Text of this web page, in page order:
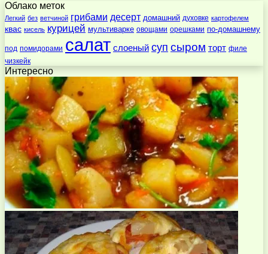
Облако меток
Легкий без ветчиной грибами десерт домашний духовке картофелем
квас кисель курицей мультиварке овощами орешками по-домашнему
под помидорами салат слоеный суп сыром торт филе
чизкейк
Интересно